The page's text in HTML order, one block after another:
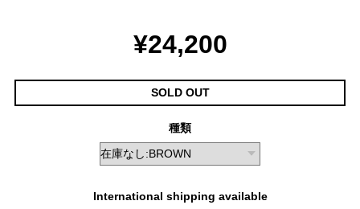
¥24,200
SOLD OUT
種類
International shipping available